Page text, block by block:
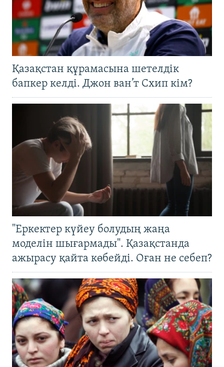
Қазақстан құрамасына шетелдік
бапкер келді. Джон ван’т Схип кім?
"Еркектер күйеу болудың жаңа
моделін шығармады". Қазақстанда
ажырасу қайта көбейді. Оған не себеп?